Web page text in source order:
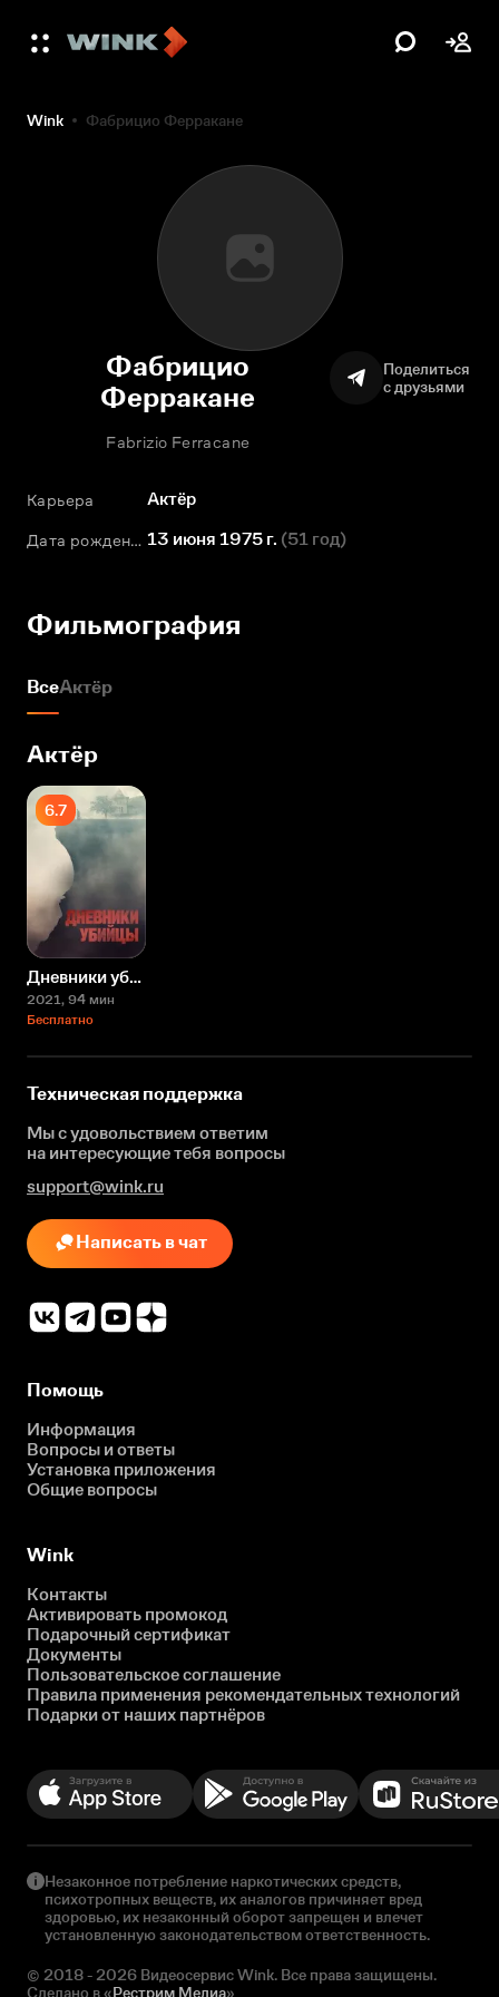
Wink Фабрицио Ферракане
Фабрицио
Ферракане
Fabrizio Ferracane
Поделиться
с друзьями
Карьера Актёр
Дата рождения 13 июня 1975 г. (51 год)
Фильмография
ВсеАктёр
Актёр
6.7
Дневники убийцы
2021, 94 мин
Бесплатно
Техническая поддержка
Мы с удовольствием ответим
на интересующиетебя вопросы
support@wink.ru
Написать в чат
Помощь
Информация
Вопросы и ответы
Установка приложения
Общие вопросы
Wink
Контакты
Активировать промокод
Подарочный сертификат
Документы
Пользовательское соглашение
Правила применения рекомендательных технологий
Подарки от наших партнёров
Незаконное потребление наркотических средств,
психотропных веществ, их аналогов причиняет вред
здоровью, их незаконный оборот запрещен и влечет
установленную законодательством ответственность.
© 2018 - 2026 Видеосервис Wink. Все права защищены.
Сделано в «Рестрим Медиа»